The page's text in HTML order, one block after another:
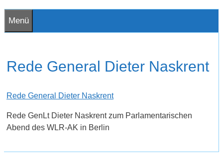
Menü
Rede General Dieter Naskrent
Rede General Dieter Naskrent
Rede GenLt Dieter Naskrent zum Parlamentarischen
Abend des WLR-AK in Berlin